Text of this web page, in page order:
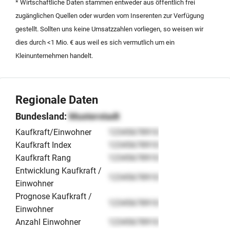
anzutreten.
* Wirtschaftliche Daten stammen entweder aus öffentlich frei
zugänglichen Quellen oder wurden vom Inserenten zur Verfügung
gestellt. Sollten uns keine Umsatzzahlen vorliegen, so weisen wir
dies durch <1 Mio. € aus weil es sich vermutlich um ein
Kleinunternehmen handelt.
Regionale Daten
Bundesland: Musterstadt
Kaufkraft/Einwohner
12345678910
Kaufkraft Index
12345678910
Kaufkraft Rang
12345678910
Entwicklung Kaufkraft /
Einwohner
12345678910
Prognose Kaufkraft /
Einwohner
12345678910
Anzahl Einwohner
12345678910